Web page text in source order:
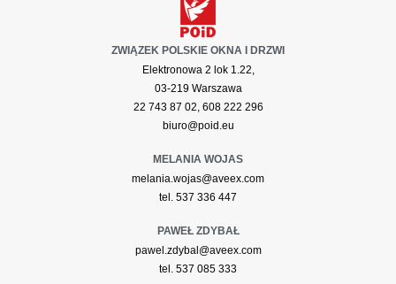
ZWIĄZEK POLSKIE OKNA I DRZWI
Elektronowa 2 lok 1.22,
03-219 Warszawa
22 743 87 02, 608 222 296
biuro@poid.eu
MELANIA WOJAS
melania.wojas@aveex.com
tel. 537 336 447
PAWEŁ ZDYBAŁ
pawel.zdybal@aveex.com
tel. 537 085 333